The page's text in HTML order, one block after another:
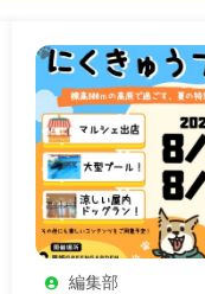
編集部